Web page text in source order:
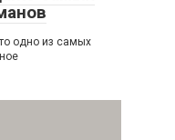
одно из самых